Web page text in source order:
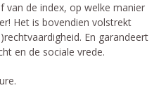
van de index, op welke manier
Het is bovendien volstrekt
En garandeert
en de sociale vrede.